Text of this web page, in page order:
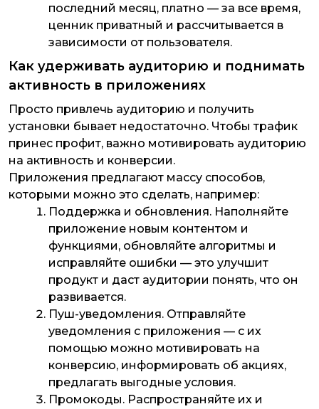
последний месяц, платно — за все время,
ценник приватный и рассчитывается в
зависимости от пользователя.
Как удерживать аудиторию и поднимать
активность в приложениях
Просто привлечь аудиторию и получить
установки бывает недостаточно. Чтобы трафик
принес профит, важно мотивировать аудиторию
на активность и конверсии.
Приложения предлагают массу способов,
которыми можно это сделать, например:
Поддержка и обновления. Наполняйте
приложение новым контентом и
функциями, обновляйте алгоритмы и
исправляйте ошибки — это улучшит
продукт и даст аудитории понять, что он
развивается.
Пуш-уведомления. Отправляйте
уведомления с приложения — с их
помощью можно мотивировать на
конверсию, информировать об акциях,
предлагать выгодные условия.
Промокоды. Распространяйте их и